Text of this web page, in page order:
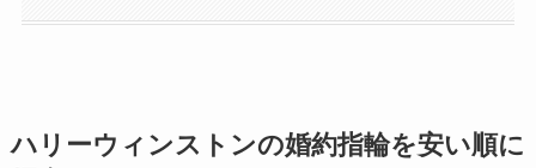
ハリーウィンストンの婚約指輪を安い順に